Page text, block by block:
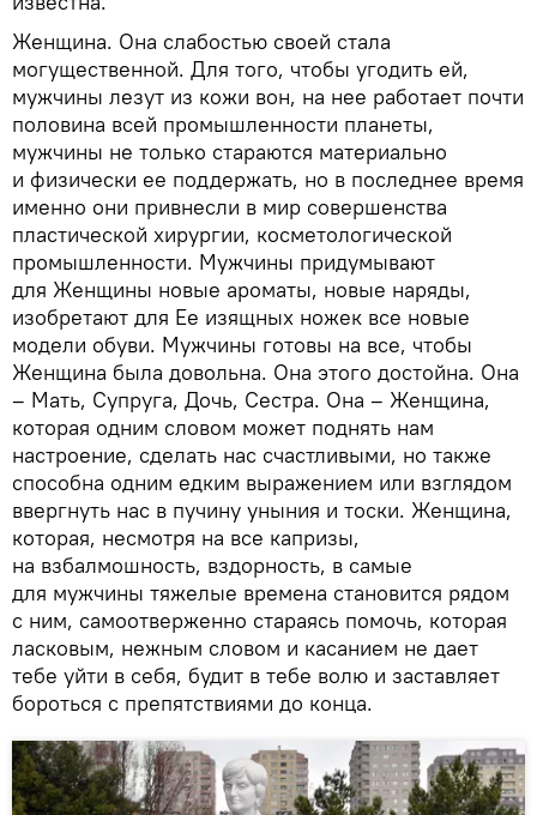
Женщина. Она слабостью своей стала
могущественной. Для того, чтобы угодить ей,
мужчины лезут из кожи вон, на нее работает почти
половина всей промышленности планеты,
мужчины не только стараются материально
и физически ее поддержать, но в последнее время
именно они привнесли в мир совершенства
пластической хирургии, косметологической
промышленности. Мужчины придумывают
для Женщины новые ароматы, новые наряды,
изобретают для Ее изящных ножек все новые
модели обуви. Мужчины готовы на все, чтобы
Женщина была довольна. Она этого достойна. Она
– Мать, Супруга, Дочь, Сестра. Она – Женщина,
которая одним словом может поднять нам
настроение, сделать нас счастливыми, но также
способна одним едким выражением или взглядом
ввергнуть нас в пучину уныния и тоски. Женщина,
которая, несмотря на все капризы,
на взбалмошность, вздорность, в самые
для мужчины тяжелые времена становится рядом
с ним, самоотверженно стараясь помочь, которая
ласковым, нежным словом и касанием не дает
тебе уйти в себя, будит в тебе волю и заставляет
бороться с препятствиями до конца.